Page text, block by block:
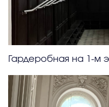
Гардеробная на 1-м